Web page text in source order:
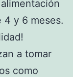
4 y 6 meses.
a tomar
como